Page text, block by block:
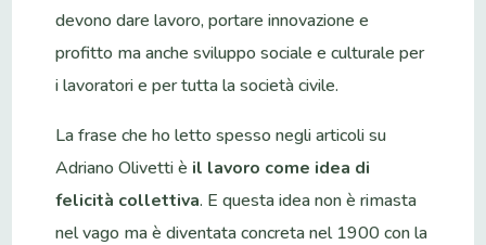
devono dare lavoro, portare innovazione e
profitto ma anche sviluppo sociale e culturale per
i lavoratori e per tutta la società civile.
La frase che ho letto spesso negli articoli su
Adriano Olivetti è il lavoro come idea di
felicità collettiva. E questa idea non è rimasta
nel vago ma è diventata concreta nel 1900 con la